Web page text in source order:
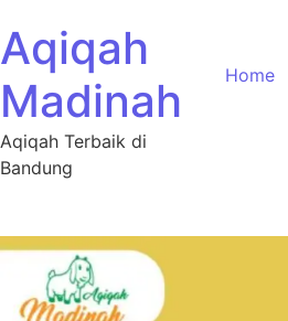
Aqiqah
Madinah
Aqiqah Terbaik di
Bandung
Home